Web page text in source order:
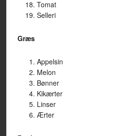
Tomat
Selleri
Græs
Appelsin
Melon
Bønner
Kikærter
Linser
Ærter